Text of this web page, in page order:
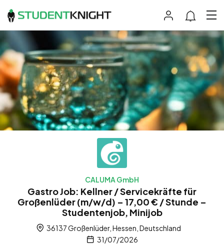
CALUMA GmbH
Gastro Job: Kellner / Servicekräfte für
Großenlüder (m/w/d) – 17,00 € / Stunde –
Studentenjob, Minijob
36137 Großenlüder, Hessen, Deutschland
31/07/2026